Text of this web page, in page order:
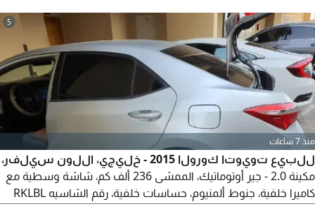
5
منذ 7 ساعات
للبيع تويوتا كورولا 2015 - خليجي، اللون سيلفر،
مكينة 2.0 - جير أوتوماتيك، الممشى 236 ألف كم، شاشة وسطية مع
كاميرا خلفية، جنوط ألمنيوم، حساسات خلفية، رقم الشاسيه RKLBL